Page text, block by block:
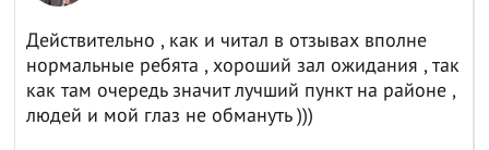
Действительно , как и читал в отзывах вполне
нормальные ребята , хороший зал ожидания , так
как там очередь значит лучший пункт на районе ,
людей и мой глаз не обмануть )))